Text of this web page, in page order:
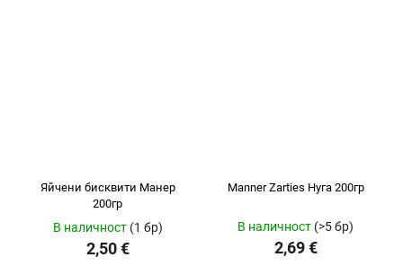
Яйчени бисквити Манер
200гр
В наличност (1 бр)
2,50 €
Manner Zarties Нуга 200гр
В наличност (>5 бр)
2,69 €